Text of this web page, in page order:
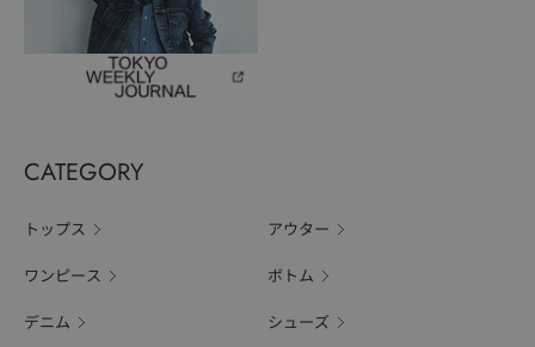
CATEGORY
トップス アウター
ワンピース ボトム
デニム シューズ